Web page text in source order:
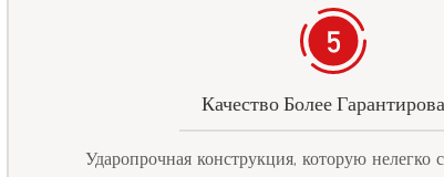
Качество Более
Ударопрочная конструкция, которую нелегко